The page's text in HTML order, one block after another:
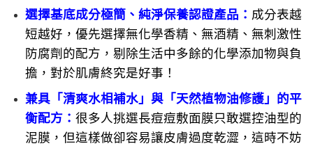
選擇基底成分極簡、純淨保養認證產品： 成分表越
短越好，優先選擇無化學香精、無酒精、無刺激性
防腐劑的配方，剔除生活中多餘的化學添加物與負
擔，對於肌膚終究是好事！
兼具「清爽水相補水」與「天然植物油修護」的平
衡配方： 很多人挑選長痘痘敷面膜只敢選控油型的
泥膜，但這樣做卻容易讓皮膚過度乾澀，這時不妨